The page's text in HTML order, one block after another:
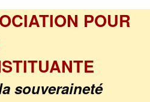
POUR
souveraineté